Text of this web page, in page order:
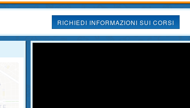
RICHIEDI INFORMAZIONI SUI CORSI